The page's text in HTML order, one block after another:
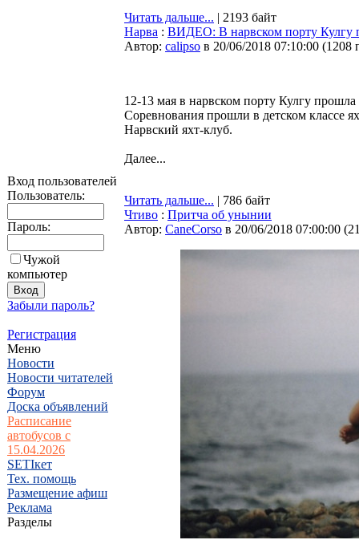
Вход пользователей
Пользователь:
Пароль:
Чужой
компьютер
Забыли пароль?
Регистрация
Меню
Новости
Новости читателей
Форум
Доска объявлений
Расписание
автобусов с
15.04.2026
SETIкет
Тех. помощь
Размещение афиш
Реклама
Разделы
Читать дальше... | 2193 байт
Нарва : ВИДЕО: В нарвском порту Кулгу
Автор: calipso в 20/06/2018 07:10:00 (1208
12-13 мая в нарвском порту Кулгу прошла
Соревнования прошли в детском классе
Нарвский яхт-клуб.
Далее...
Читать дальше... | 786 байт
Чтиво : Притча об унынии
Автор: CaneCorso в 20/06/2018 07:00:00 (